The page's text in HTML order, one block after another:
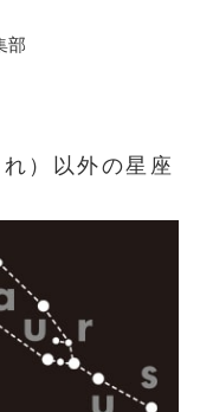
部
）以外の星座